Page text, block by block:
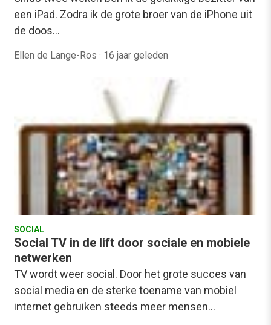
een iPad. Zodra ik de grote broer van de iPhone uit
de doos…
Ellen de Lange-Ros · 16 jaar geleden
SOCIAL
Social TV in de lift door sociale en mobiele
netwerken
TV wordt weer social. Door het grote succes van
social media en de sterke toename van mobiel
internet gebruiken steeds meer mensen…